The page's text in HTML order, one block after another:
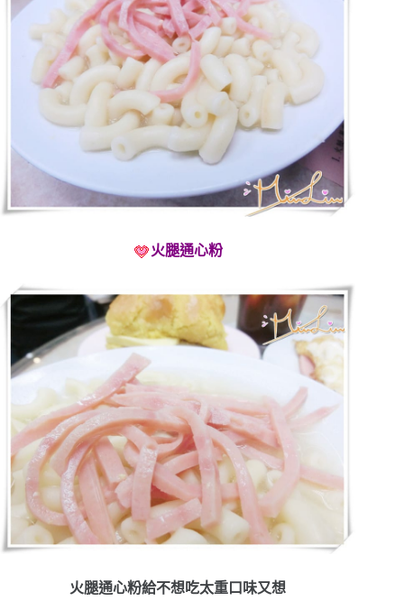
火腿通心粉
火腿通心粉給不想吃太重口味又想